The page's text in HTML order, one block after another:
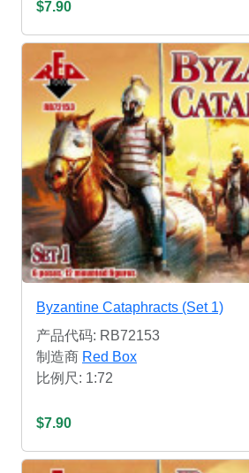
$7.90
Byzantine Cataphracts (Set 1)
产品代码: RB72153
制造商 Red Box
比例尺: 1:72
$7.90